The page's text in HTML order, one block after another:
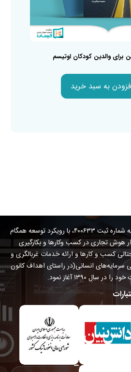
برای والدین کودکان اوتیسم
به سبد خرید
شرکت هوش تجاری کیسان به شماره ثبت ۴۰۰۶۳۳، با رویکرد توسعه همگام
هوش تجاری در کسب وکارها و بکارگیری
کسب و کارها و ارائه خدمات غربالگری و
انسانی(در راستای اهداف کانون
در سال ۱۳۹۰ آغاز نمود.